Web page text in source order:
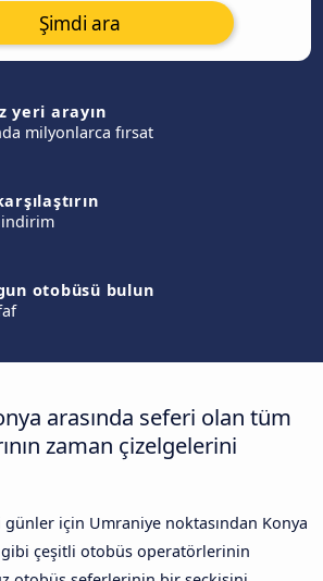
Şimdi ara
yeri arayın
milyonlarca fırsat
indirim
otobüsü bulun
arasında seferi olan tüm
zaman çizelgelerini
için Umraniye noktasından Konya
gibi çeşitli otobüs operatörlerinin